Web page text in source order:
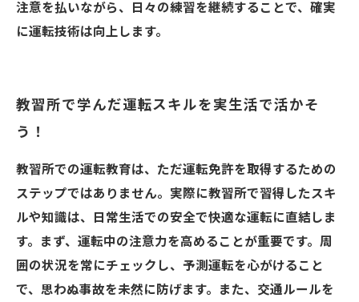
注意を払いながら、日々の練習を継続することで、確実
に運転技術は向上します。
教習所で学んだ運転スキルを実生活で活かそ
う！
教習所での運転教育は、ただ運転免許を取得するための
ステップではありません。実際に教習所で習得したスキ
ルや知識は、日常生活での安全で快適な運転に直結しま
す。まず、運転中の注意力を高めることが重要です。周
囲の状況を常にチェックし、予測運転を心がけること
で、思わぬ事故を未然に防げます。また、交通ルールを